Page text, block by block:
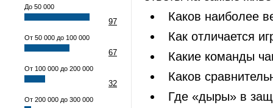
До 50 000
97
От 50 000 до 100 000
67
От 100 000 до 200 000
32
От 200 000 до 300 000
Каков наиболее
Как отличается
Какие команды
Каков
Где «дыры» в